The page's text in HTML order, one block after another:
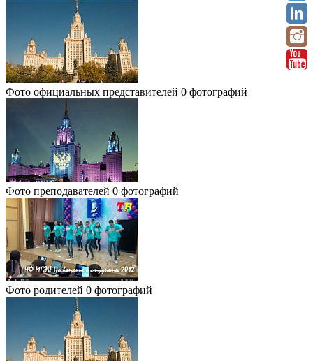
Фото официальных представителей 0 фотографий
Фото преподавателей 0 фотографий
Фото родителей 0 фотографий